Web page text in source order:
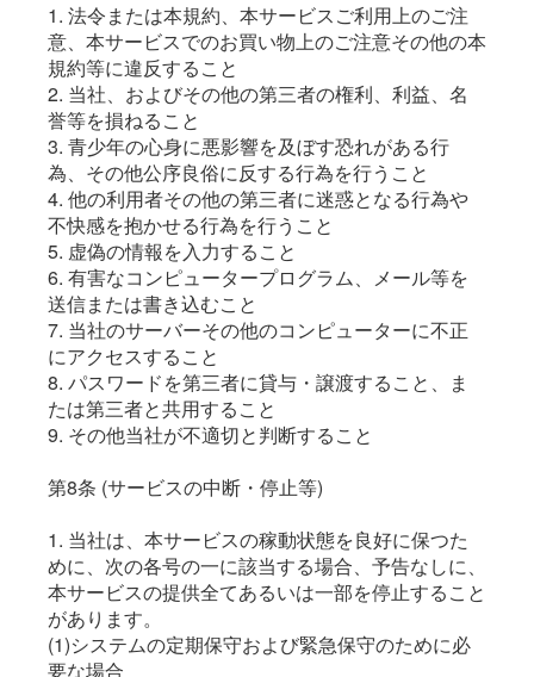
1. 法令または本規約、本サービスご利用上のご注
意、本サービスでのお買い物上のご注意その他の本
規約等に違反すること
2. 当社、およびその他の第三者の権利、利益、名
誉等を損ねること
3. 青少年の心身に悪影響を及ぼす恐れがある行
為、その他公序良俗に反する行為を行うこと
4. 他の利用者その他の第三者に迷惑となる行為や
不快感を抱かせる行為を行うこと
5. 虚偽の情報を入力すること
6. 有害なコンピュータープログラム、メール等を
送信または書き込むこと
7. 当社のサーバーその他のコンピューターに不正
にアクセスすること
8. パスワードを第三者に貸与・譲渡すること、ま
たは第三者と共用すること
9. その他当社が不適切と判断すること
第8条 (サービスの中断・停止等)
1. 当社は、本サービスの稼動状態を良好に保つた
めに、次の各号の一に該当する場合、予告なしに、
本サービスの提供全てあるいは一部を停止すること
があります。
(1)システムの定期保守および緊急保守のために必
要な場合